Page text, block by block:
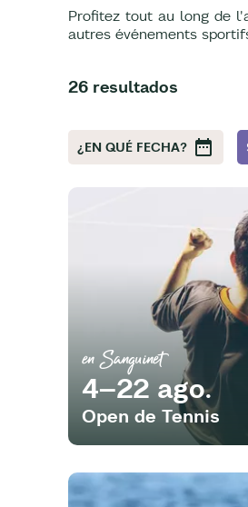
Profitez tout au long de
autres événements
26 resultados
¿EN QUÉ FECHA?
en Sanguinet
4–22 ago.
Open de Tennis